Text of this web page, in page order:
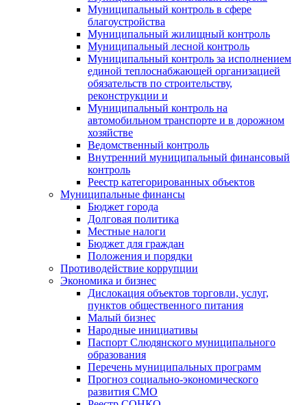
Муниципальный контроль в сфере
благоустройства
Муниципальный жилищный контроль
Муниципальный лесной контроль
Муниципальный контроль за исполнением
единой теплоснабжающей организацией
обязательств по строительству,
реконструкции и
Муниципальный контроль на
автомобильном транспорте и в дорожном
хозяйстве
Ведомственный контроль
Внутренний муниципальный финансовый
контроль
Реестр категорированных объектов
Муниципальные финансы
Бюджет города
Долговая политика
Местные налоги
Бюджет для граждан
Положения и порядки
Противодействие коррупции
Экономика и бизнес
Дислокация объектов торговли, услуг,
пунктов общественного питания
Малый бизнес
Народные инициативы
Паспорт Слюдянского муниципального
образования
Перечень муниципальных программ
Прогноз социально-экономического
развития СМО